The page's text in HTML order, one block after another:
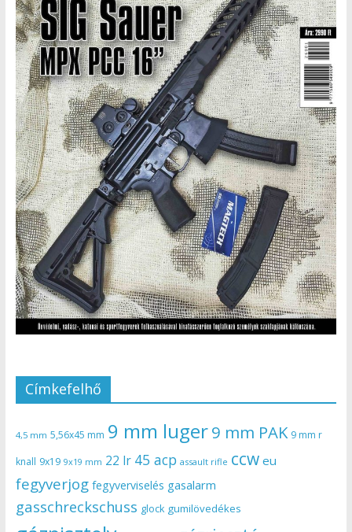
Címkefelhő
4,5 mm 5,56x45 mm 9 mm luger9 mm PAK 9 mm r
knall 9x19 9x19 mm 22 lr 45 acp assault rifle ccw eu
fegyverjog fegyverviselés gasalarm
gasschreckschuss glock gumilövedékes